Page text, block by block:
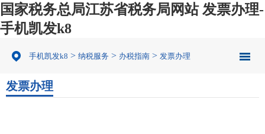
国家税务总局江苏省税务局网站 发票办理-
手机凯发k8
手机凯发k8 > 纳税服务 > 办税指南 > 发票办理
发票办理